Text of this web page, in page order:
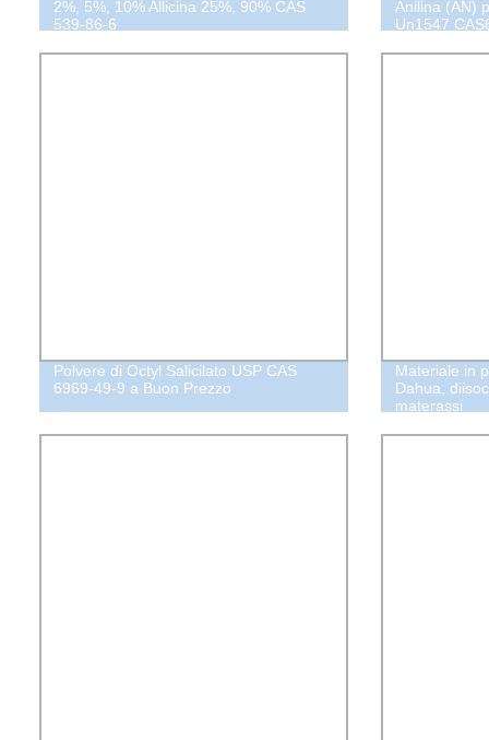
2%, 5%, 10% Allicina 25%, 90% CAS
539-86-6
Anilina (AN)
Un1547
Polvere di Octyl Salicilato USP CAS
6969-49-9 a Buon Prezzo
Materiale in
Dahua,
materassi